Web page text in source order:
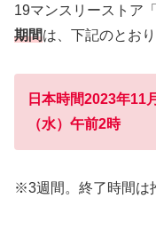
19マンスリーストア「
期間は、下記のとおり
日本時間2023年11
（水）午前2時
※3週間。終了時間は